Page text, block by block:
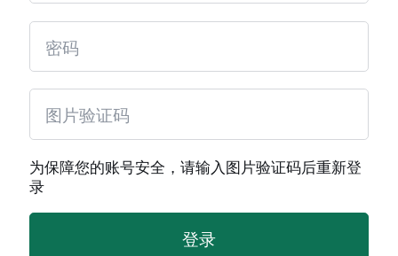
为保障您的账号安全，请输入图片验证码后重新登
录